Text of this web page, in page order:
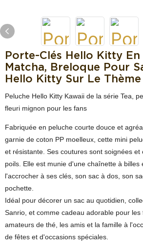
Porte-Clés Hello Kitty
Matcha, Breloque Pour
Hello Kitty Sur Le Thème
Peluche Hello Kitty Kawaii de la série Tea,
fleuri mignon pour les fans
Fabriquée en peluche courte douce et
garnie de coton PP moelleux, cette mini
et résistante. Ses coutures sont soignées et
poils. Elle est munie d'une chaînette à billes
l'accrocher à ses clés, son sac à dos, son
pochette.
Idéal pour décorer un sac au quotidien,
Sanrio, et comme cadeau adorable pour les
amateurs de thé, les amis et la famille à
de fêtes et d'occasions spéciales.